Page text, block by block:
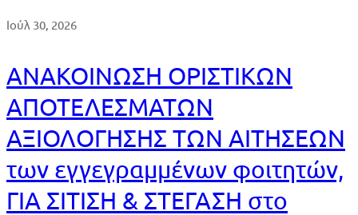
Ιούλ 30, 2026
ΑΝΑΚΟΙΝΩΣΗ ΟΡΙΣΤΙΚΩΝ
ΑΠΟΤΕΛΕΣΜΑΤΩΝ
ΑΞΙΟΛΟΓΗΣΗΣ ΤΩΝ ΑΙΤΗΣΕΩΝ
των εγγεγραμμένων φοιτητών,
ΓΙΑ ΣΙΤΙΣΗ & ΣΤΕΓΑΣΗ στο